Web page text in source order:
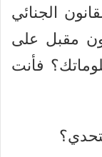
الجنائي
مقبل على
فأنت